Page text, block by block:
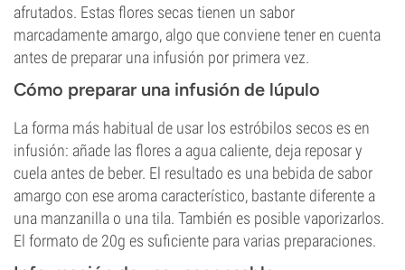
afrutados. Estas flores secas tienen un sabor
marcadamente amargo, algo que conviene tener en cuenta
antes de preparar una infusión por primera vez.
Cómo preparar una infusión de lúpulo
La forma más habitual de usar los estróbilos secos es en
infusión: añade las flores a agua caliente, deja reposar y
cuela antes de beber. El resultado es una bebida de sabor
amargo con ese aroma característico, bastante diferente a
una manzanilla o una tila. También es posible vaporizarlos.
El formato de 20g es suficiente para varias preparaciones.